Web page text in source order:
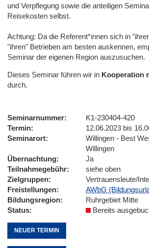
und Verpflegung sowie die anteiligen
Reisekosten selbst.
Achtung: Da die Referent*innen sich in
"ihren" Betrieben am besten auskennen,
Seminar der eigenen Region auszusuchen.
Dieses Seminar führen wir in Kooperation
durch.
Seminarnummer
K1-230404-420
Termin
12.06.2023 bis
Seminarort
Willingen - Best
Willingen
Übernachtung
Ja
Teilnahmegebühr
siehe oben
Zielgruppen
Vertrauensleute/
Freistellungen
AWbG
Bildungsregion
Ruhrgebiet Mitte
Status
Bereits
NEUER TERMIN